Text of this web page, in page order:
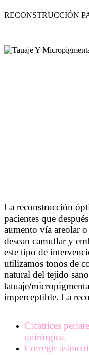
RECONSTRUCCIÓN
La reconstrucción
pacientes que
aumento vía areolar
desean camuflar y
este tipo de
utilizamos tonos de
natural del tejido
tatuaje/
imperceptible. La
Cicatrices
quirúrgica.
Corregir